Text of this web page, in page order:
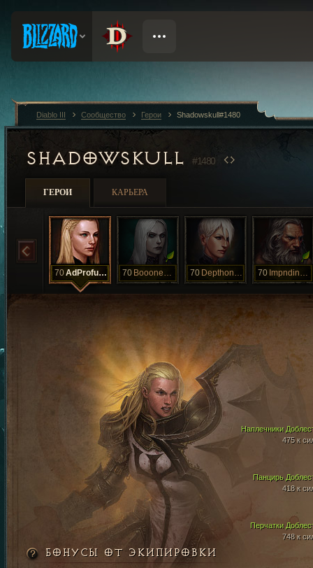
SHADOWSKULL #1480
ГЕРОИ КАРЬЕРА
70 AdProfundis 70 BoooneCrusha 70 Depthonate 70 ImpndingDoom
Панцирь
418 к
Перчатки
748 к
Наплечники
475 к
БОНУСЫ ОТ ЭКИПИРОВКИ
Diablo III Сообщество Герои Shadowskull#1480